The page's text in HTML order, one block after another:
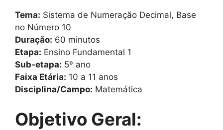
Tema: Sistema de Numeração Decimal, Base
no Número 10
Duração: 60 minutos
Etapa: Ensino Fundamental 1
Sub-etapa: 5º ano
Faixa Etária: 10 a 11 anos
Disciplina/Campo: Matemática
Objetivo Geral: